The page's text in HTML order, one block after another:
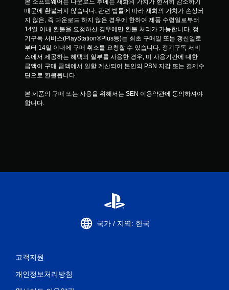
본 소프트웨어는 다운로드 후에는 재화의 가치가 현저히 감소하기
때문에 환불되지 않습니다. 관련 법률에 따라 재화의 가치가 손상되
지 않은, 즉 다운로드 하지 않은 경우에 한하여 제품 수령일로부터
14일 이내 환불을 요청하신 경우에만 환불 처리가 가능합니다. 정
기구독 서비스(PlayStation®Plus등)는 최초 구매일 또는 갱신일로
부터 14일 이내에 구매 취소를 요청할 수 있습니다. 정기구독 서비
스에서 제공하는 혜택의 일부를 사용한 경우, 미 사용기간에 대한
금액이 구매 금액에서 일할 계산되어 본인의 PSN 지갑 또는 결제수
단으로 환불됩니다.
본 제품의 구매 또는 사용을 위해서는 SEN 이용약관에 동의하셔야
합니다.
국가 / 지역: 한국
고객지원
개인정보처리방침